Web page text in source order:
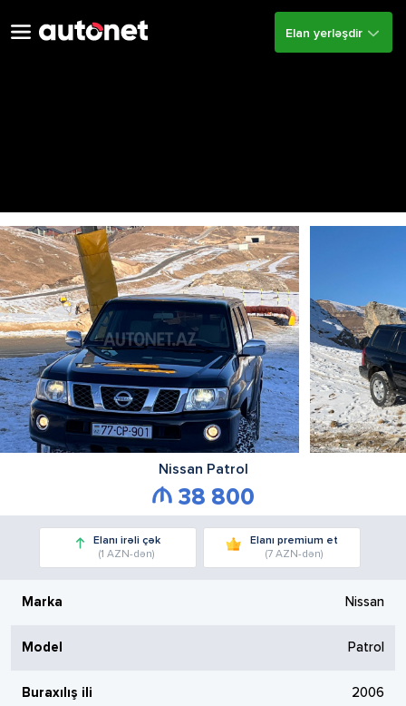
Elan yerləşdir
Nissan Patrol
38 800
Elanı irəli çək
(1 AZN-dən)
Elanı premium et
(7 AZN-dən)
Marka Nissan
Model Patrol
Buraxılış ili 2006